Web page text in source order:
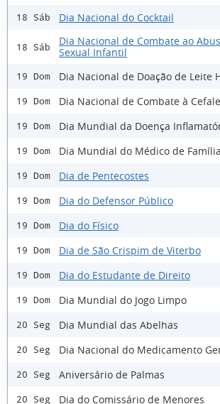
18 Sáb Dia Nacional do Cocktail
18 Sáb
Dia Nacional de Combate ao
Sexual Infantil
19 Dom Dia Nacional de Doação de Leite
19 Dom Dia Nacional de Combate à
19 Dom Dia Mundial da Doença
19 Dom Dia Mundial do Médico de Família
19 Dom Dia de Pentecostes
19 Dom Dia do Defensor Público
19 Dom Dia do Físico
19 Dom Dia de São Crispim de Viterbo
19 Dom Dia do Estudante de Direito
19 Dom Dia Mundial do Jogo Limpo
20 Seg Dia Mundial das Abelhas
20 Seg Dia Nacional do Medicamento
20 Seg Aniversário de Palmas
20 Seg Dia do Comissário de Menores